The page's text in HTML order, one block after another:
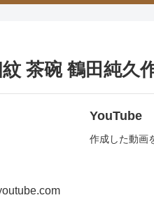
茶碗 鶴田純久
YouTube
作成した動画